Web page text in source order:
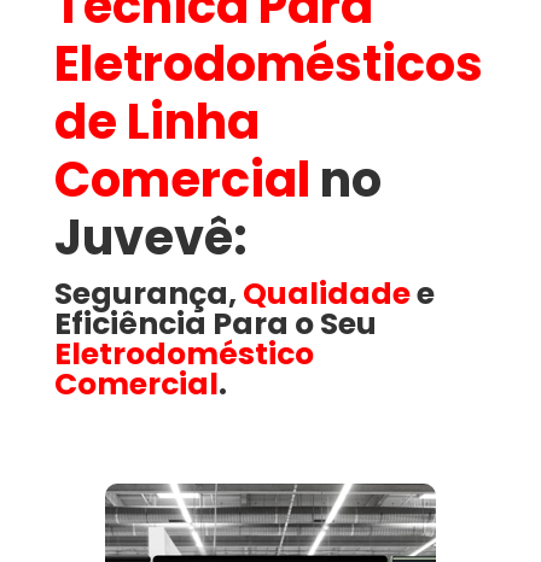
Eletrodomésticos
de Linha
Comercial no
Juvevê​:
Segurança, Qualidadee
Eficiência Para o Seu
Eletrodoméstico
Comercial.